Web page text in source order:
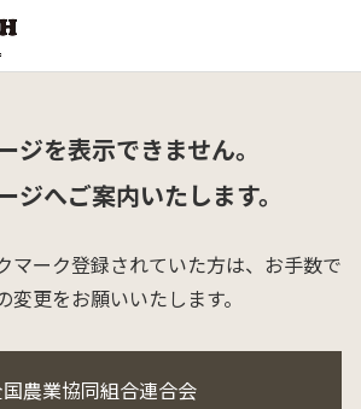
ジを表示できません。
ジへご案内いたします。
マーク登録されていた方は、 お手数で
更をお願いいたします。
農業協同組合連合会